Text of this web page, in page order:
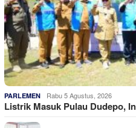
PARLEMEN Rabu 5 Agustus, 2026
Listrik Masuk Pulau Dudepo,